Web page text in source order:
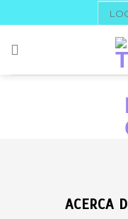
to
content
ACERCA